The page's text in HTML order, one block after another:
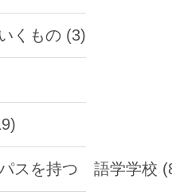
くもの (3)
スを持つ 語学学校